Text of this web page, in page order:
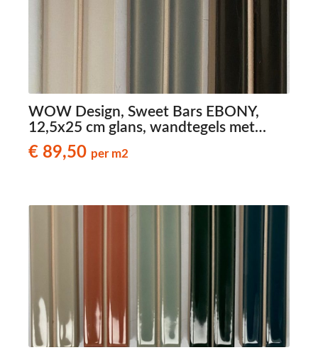
WOW Design, Sweet Bars EBONY,
12,5x25 cm glans, wandtegels met
reliëf
€ 89,50 per m2